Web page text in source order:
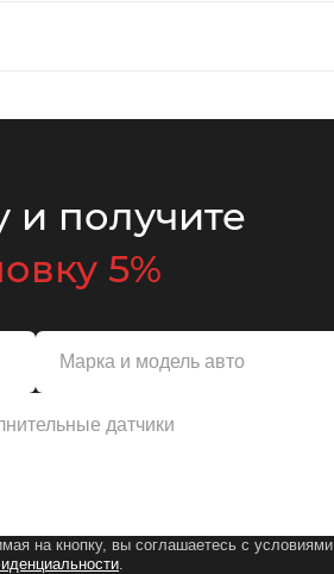
и получите
5%
на кнопку, вы соглашаетесь с условиями
.